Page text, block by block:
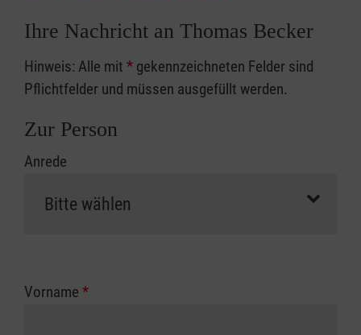
Ihre Nachricht an Thomas Becker
Hinweis: Alle mit * gekennzeichneten Felder sind
Pflichtfelder und müssen ausgefüllt werden.
Zur Person
Anrede
Vorname *